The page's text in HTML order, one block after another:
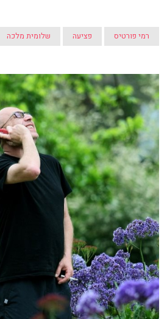
רמי פורטיס פציעה שלומית מלכה